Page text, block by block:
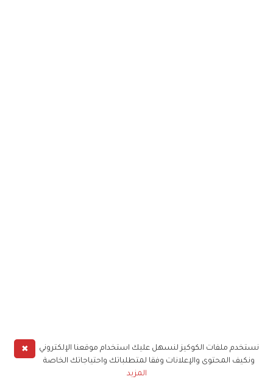
✖
نستخدم ملفات الكوكيز لنسهل عليك استخدام موقعنا الإلكتروني
ونكيف المحتوى والإعلانات وفقا لمتطلباتك واحتياجاتك الخاصة
المزيد